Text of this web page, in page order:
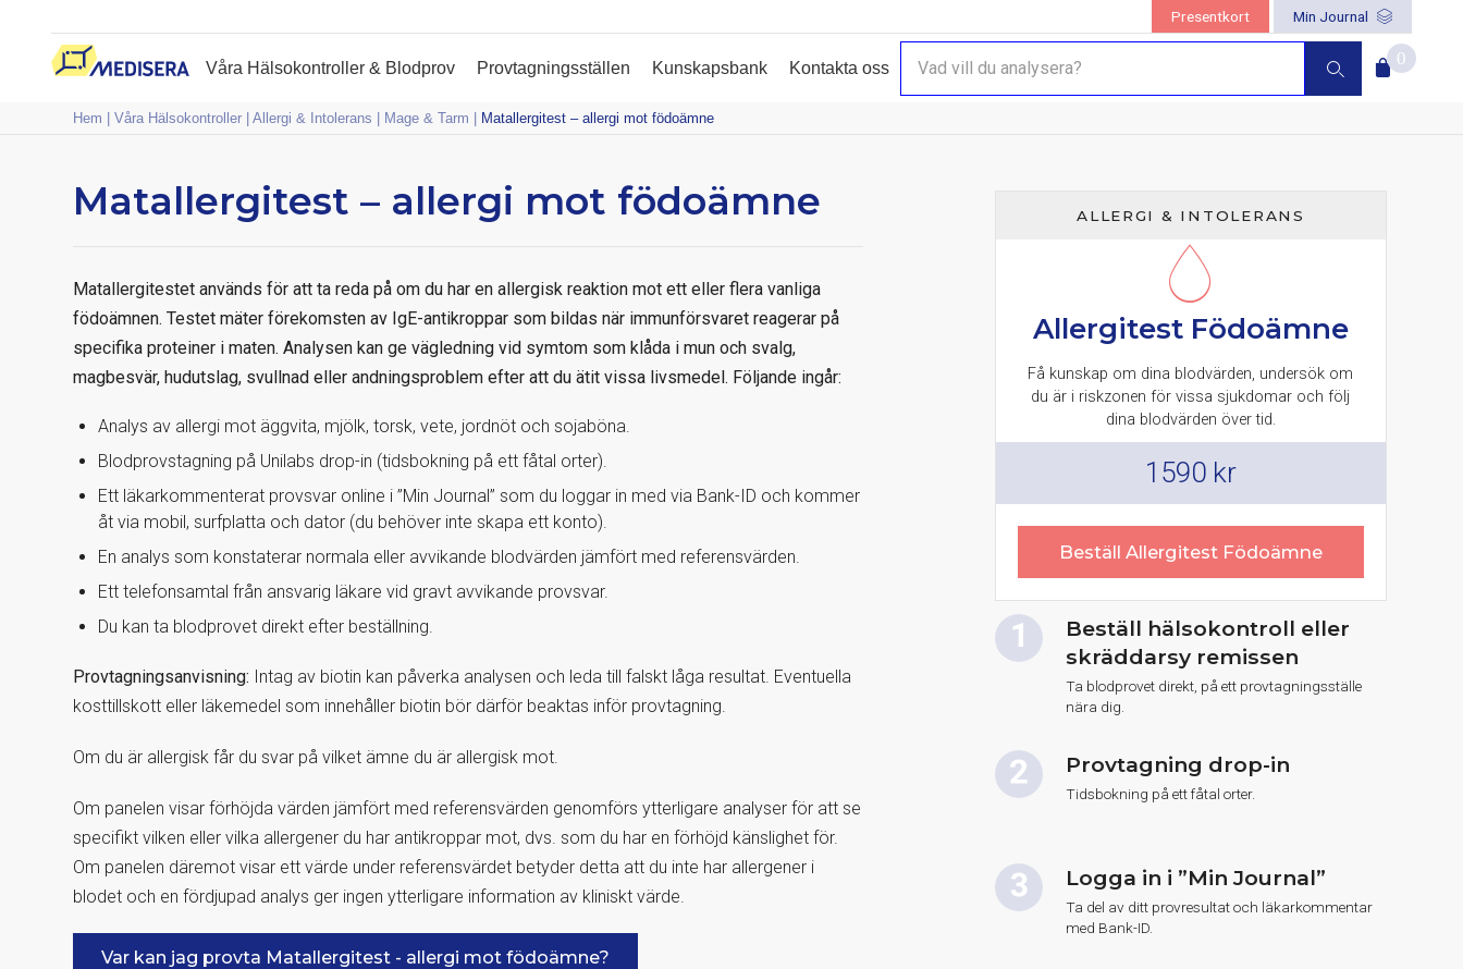
Presentkort Min Journal
Våra Hälsokontroller & Blodprov Provtagningsställen Kunskapsbank Kontakta oss 0
Hem |Våra Hälsokontroller |Allergi & Intolerans Mage & Tarm Matallergitest – allergi mot födoämne
Matallergitest – allergi mot födoämne
Matallergitestet används för att ta reda på om du har en allergisk reaktion mot ett eller flera vanliga
födoämnen. Testet mäter förekomsten av IgE-antikroppar som bildas när immunförsvaret reagerar på
specifika proteiner i maten. Analysen kan ge vägledning vid symtom som klåda i mun och svalg,
magbesvär, hudutslag, svullnad eller andningsproblem efter att du ätit vissa livsmedel. Följande ingår:
Analys av allergi mot äggvita, mjölk, torsk, vete, jordnöt och sojaböna.
Blodprovstagning på Unilabs drop-in (tidsbokning på ett fåtal orter).
Ett läkarkommenterat provsvar online i ”Min Journal” som du loggar in med via Bank-ID och kommer
åt via mobil, surfplatta och dator (du behöver inte skapa ett konto).
En analys som konstaterar normala eller avvikande blodvärden jämfört med referensvärden.
Ett telefonsamtal från ansvarig läkare vid gravt avvikande provsvar.
Du kan ta blodprovet direkt efter beställning.
Provtagningsanvisning: Intag av biotin kan påverka analysen och leda till falskt låga resultat. Eventuella
kosttillskott eller läkemedel som innehåller biotin bör därför beaktas inför provtagning.
Om du är allergisk får du svar på vilket ämne du är allergisk mot.
Om panelen visar förhöjda värden jämfört med referensvärden genomförs ytterligare analyser för att se
specifikt vilken eller vilka allergener du har antikroppar mot, dvs. som du har en förhöjd känslighet för.
Om panelen däremot visar ett värde under referensvärdet betyder detta att du inte har allergener i
blodet och en fördjupad analys ger ingen ytterligare information av kliniskt värde.
Var kan jag provta Matallergitest - allergi mot födoämne?
ALLERGI & INTOLERANS
Allergitest Födoämne
Få kunskap om dina blodvärden, undersök om
du är i riskzonen för vissa sjukdomar och följ
dina blodvärden över tid.
1590 kr
Beställ Allergitest Födoämne
Beställ hälsokontroll eller
skräddarsy remissen
Ta blodprovet direkt, på ett provtagningsställe
nära dig.
Provtagning drop-in
Tidsbokning på ett fåtal orter.
Logga in i ”Min Journal”
Ta del av ditt provresultat och läkarkommentar
med Bank-ID.